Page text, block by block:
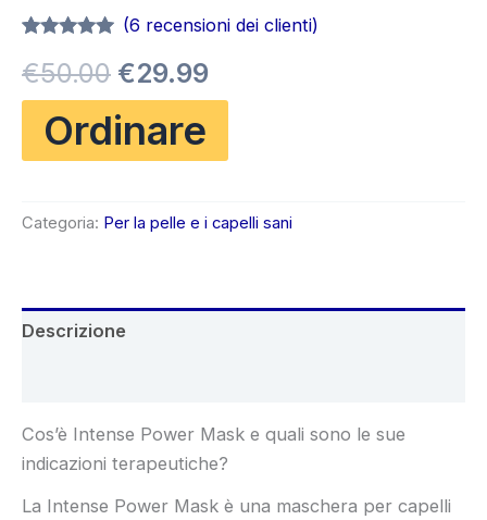
su 5 su
base di
recensioni
(6 recensioni dei clienti)
€50.00 Il
prezzo
originale
€29.99
attuale
Ordinare
Categoria: Per la pelle e i capelli sani
Descrizione
Cos’è Intense Power Mask e quali sono le sue
indicazioni terapeutiche?
La Intense Power Mask è una maschera per capelli